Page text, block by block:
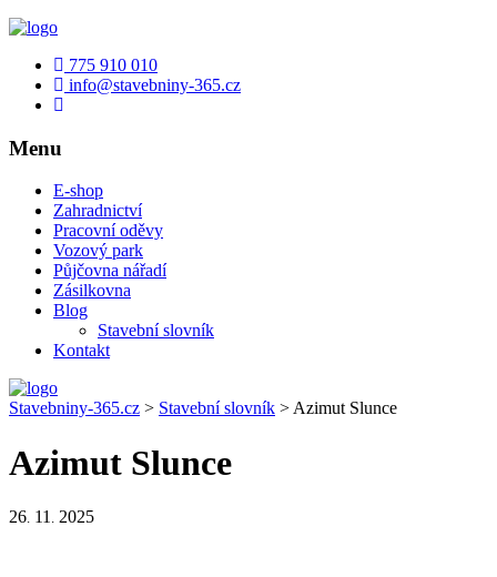
775 910 010
info@stavebniny-365.cz
Menu
E-shop
Zahradnictví
Pracovní oděvy
Vozový park
Půjčovna nářadí
Zásilkovna
Blog
Stavební slovník
Kontakt
Stavebniny-365.cz > Stavební slovník >Azimut Slunce
Azimut Slunce
26. 11 . 2025